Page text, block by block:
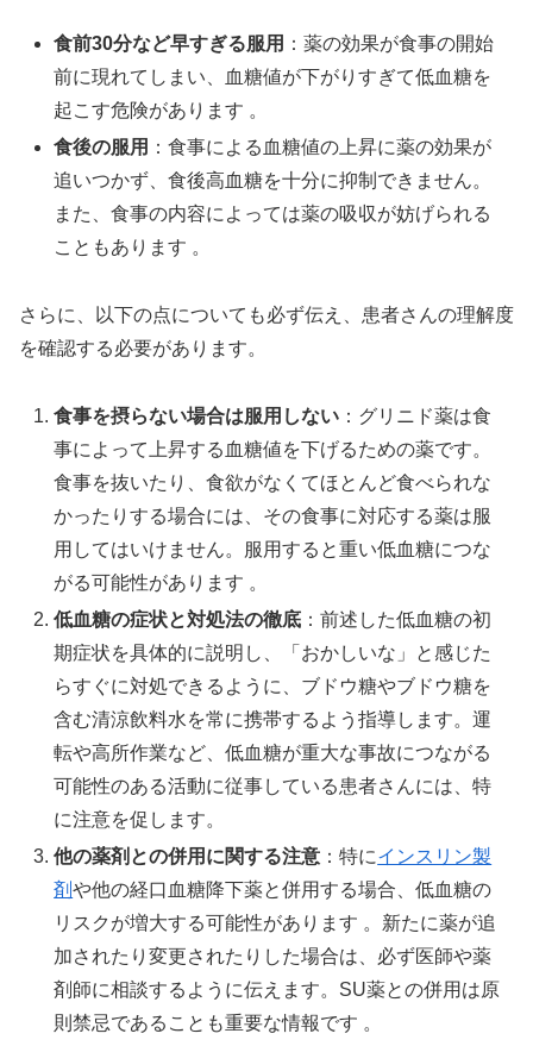
食前30分など早すぎる服用 ：薬の効果が食事の開始
前に現れてしまい、血糖値が下がりすぎて低血糖を
起こす危険があります 。
食後の服用 ：食事による血糖値の上昇に薬の効果が
追いつかず、食後高血糖を十分に抑制できません。
また、食事の内容によっては薬の吸収が妨げられる
こともあります 。
さらに、以下の点についても必ず伝え、患者さんの理解度
を確認する必要があります。
食事を摂らない場合は服用しない ：グリニド薬は食
事によって上昇する血糖値を下げるための薬です。
食事を抜いたり、食欲がなくてほとんど食べられな
かったりする場合には、その食事に対応する薬は服
用してはいけません。服用すると重い低血糖につな
がる可能性があります 。
低血糖の症状と対処法の徹底 ：前述した低血糖の初
期症状を具体的に説明し、「おかしいな」と感じた
らすぐに対処できるように、ブドウ糖やブドウ糖を
含む清涼飲料水を常に携帯するよう指導します。運
転や高所作業など、低血糖が重大な事故につながる
可能性のある活動に従事している患者さんには、特
に注意を促します。
他の薬剤との併用に関する注意 ：特にインスリン製
剤や他の経口血糖降下薬と併用する場合、低血糖の
リスクが増大する可能性があります 。新たに薬が追
加されたり変更されたりした場合は、必ず医師や薬
剤師に相談するように伝えます。SU薬との併用は原
則禁忌であることも重要な情報です 。